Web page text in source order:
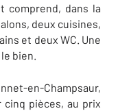
comprend, dans la
deux cuisines,
et deux WC. Une
bien.
en-Champsaur,
cinq pièces, au prix